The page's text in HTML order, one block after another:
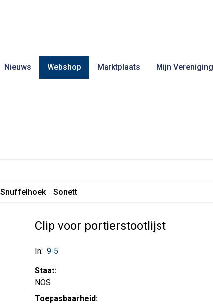
Nieuws Webshop Marktplaats Mijn Vereniging
Snuffelhoek Sonett
Clip voor portierstootlijst
In: 9-5
Staat:
NOS
Toepasbaarheid: